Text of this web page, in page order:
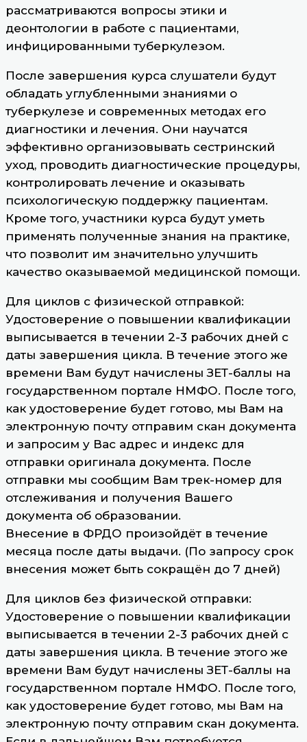
рассматриваются вопросы этики и
деонтологии в работе с пациентами,
инфицированными туберкулезом.
После завершения курса слушатели будут
обладать углубленными знаниями о
туберкулезе и современных методах его
диагностики и лечения. Они научатся
эффективно организовывать сестринский
уход, проводить диагностические процедуры,
контролировать лечение и оказывать
психологическую поддержку пациентам.
Кроме того, участники курса будут уметь
применять полученные знания на практике,
что позволит им значительно улучшить
качество оказываемой медицинской помощи.
Для циклов с физической отправкой:
Удостоверение о повышении квалификации
выписывается в течении 2-3 рабочих дней с
даты завершения цикла. В течение этого же
времени Вам будут начислены ЗЕТ-баллы на
государственном портале НМФО. После того,
как удостоверение будет готово, мы Вам на
электронную почту отправим скан документа
и запросим у Вас адрес и индекс для
отправки оригинала документа. После
отправки мы сообщим Вам трек-номер для
отслеживания и получения Вашего
документа об образовании.
Внесение в ФРДО произойдёт в течение
месяца после даты выдачи. (По запросу срок
внесения может быть сокращён до 7 дней)
Для циклов без физической отправки:
Удостоверение о повышении квалификации
выписывается в течении 2-3 рабочих дней с
даты завершения цикла. В течение этого же
времени Вам будут начислены ЗЕТ-баллы на
государственном портале НМФО. После того,
как удостоверение будет готово, мы Вам на
электронную почту отправим скан документа.